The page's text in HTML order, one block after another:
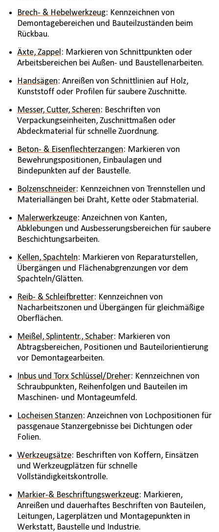
Brech- & Hebelwerkzeug: Kennzeichnen von
Demontagebereichen und Bauteilzuständen beim
Rückbau.
Äxte, Zappel: Markieren von Schnittpunkten oder
Arbeitsbereichen bei Außen- und Baustellenarbeiten.
Handsägen: Anreißen von Schnittlinien auf Holz,
Kunststoff oder Profilen für saubere Zuschnitte.
Messer, Cutter, Scheren: Beschriften von
Verpackungseinheiten, Zuschnittmaßen oder
Abdeckmaterial für schnelle Zuordnung.
Beton- & Eisenflechterzangen: Markieren von
Bewehrungspositionen, Einbaulagen und
Bindepunkten auf der Baustelle.
Bolzenschneider: Kennzeichnen von Trennstellen und
Materiallängen bei Draht, Kette oder Stabmaterial.
Malerwerkzeuge: Anzeichnen von Kanten,
Abklebungen und Ausbesserungsbereichen für saubere
Beschichtungsarbeiten.
Kellen, Spachteln: Markieren von Reparaturstellen,
Übergängen und Flächenabgrenzungen vor dem
Spachteln/Glätten.
Reib- & Schleifbretter: Kennzeichnen von
Nacharbeitszonen und Übergängen für gleichmäßige
Oberflächen.
Meißel, Splintentr., Schaber: Markieren von
Abtragsbereichen, Positionen und Bauteilorientierung
vor Demontagearbeiten.
Inbus und Torx Schlüssel/Dreher: Kennzeichnen von
Schraubpunkten, Reihenfolgen und Bauteilen im
Maschinen- und Montageumfeld.
Locheisen Stanzen: Anzeichnen von Lochpositionen für
passgenaue Stanzergebnisse bei Dichtungen oder
Folien.
Werkzeugsätze: Beschriften von Koffern, Einsätzen
und Werkzeugplätzen für schnelle
Vollständigkeitskontrolle.
Markier-& Beschriftungswerkzeug: Markieren,
Anreißen und dauerhaftes Beschriften von Bauteilen,
Leitungen, Lagerplätzen und Montagepunkten in
Werkstatt, Baustelle und Industrie.